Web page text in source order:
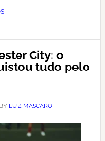
City: o
tudo pelo
LUIZ MASCARO